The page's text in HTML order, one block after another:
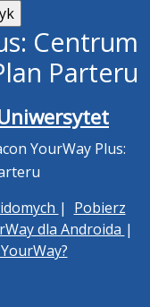
Centrum
Parteru
YourWay Plus:
| Pobierz
dla Androida |